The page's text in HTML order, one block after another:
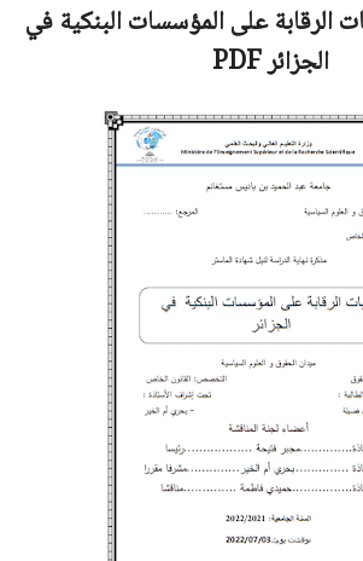
الرقابة على المؤسسات البنكية في
الجزائرPDF